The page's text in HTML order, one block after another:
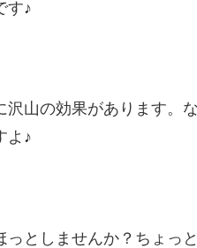
す♪
山の効果があります。
よ♪
としませんか？ちょっ